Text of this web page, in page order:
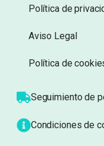
Información
Atención al cliente
Blog